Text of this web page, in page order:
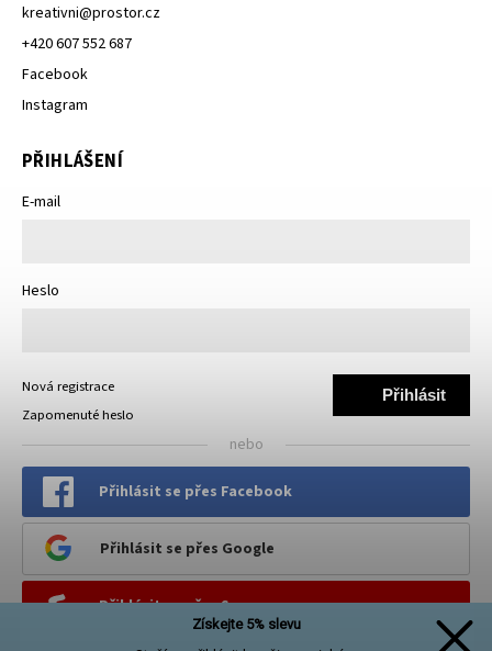
kreativni@prostor.cz
+420 607 552 687
Facebook
Instagram
PŘIHLÁŠENÍ
E-mail
Heslo
Přihlásit
Nová registrace
Zapomenuté heslo
nebo
Přihlásit se přes Facebook
Přihlásit se přes Google
Přihlásit se přes Seznam
Získejte 5% slevu